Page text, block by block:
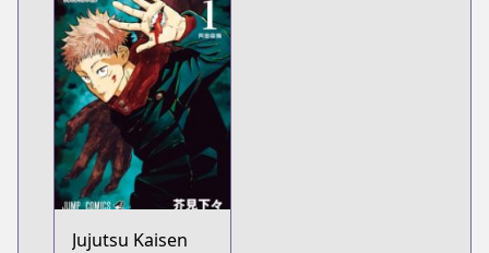
Jujutsu Kaisen